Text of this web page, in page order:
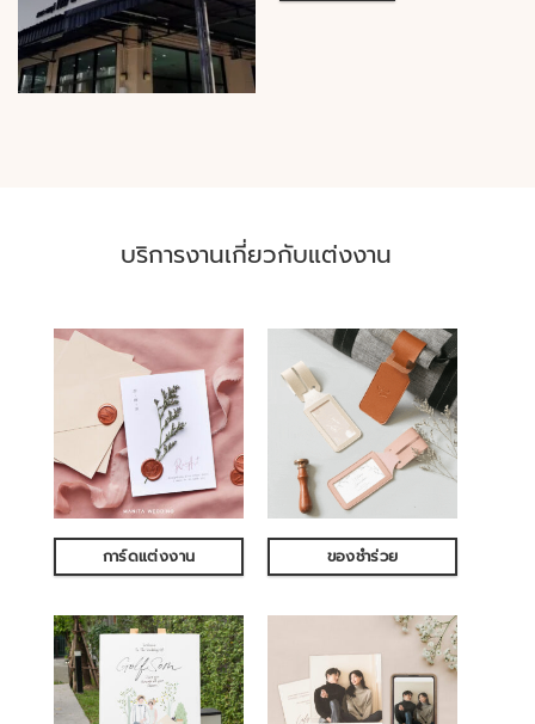
บริการงานเกี่ยวกับแต่งงาน
การ์ดแต่งงาน ของชำร่วย